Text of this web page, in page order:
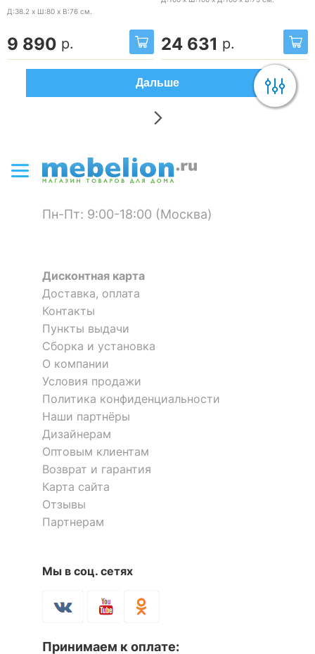
Д:38.2 x Ш:80 x В:76 см.
9 890 р. 24 631 р.
Дальше
Пн-Пт: 9:00-18:00 (Москва)
Дисконтная карта
Доставка, оплата
Контакты
Пункты выдачи
Сборка и установка
О компании
Условия продажи
Политика конфиденциальности
Наши партнёры
Дизайнерам
Оптовым клиентам
Возврат и гарантия
Карта сайта
Отзывы
Партнерам
Мы в соц. сетях
Принимаем к оплате: